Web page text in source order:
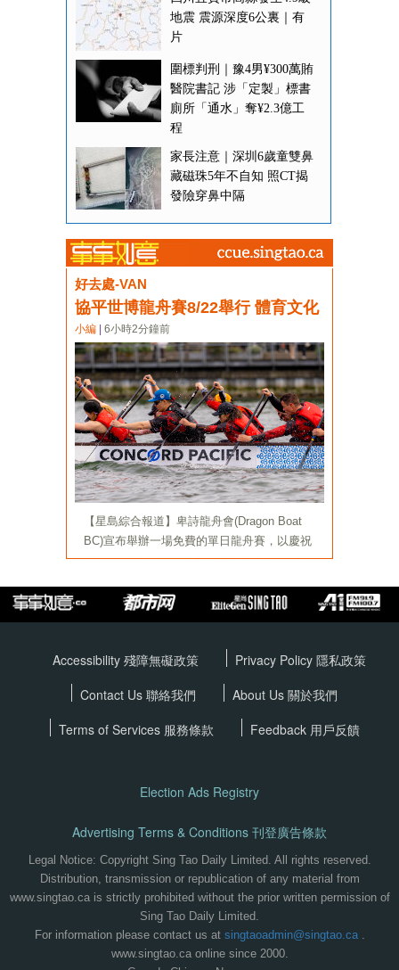
Accessibility 殘障無礙政策 Privacy Policy 隱私政策
Contact Us 聯絡我們
About Us 關於我們
Terms of Services 服務條款 Feedback 用戶反饋
Election Ads Registry
Advertising Terms & Conditions 刊登廣告條款
Legal Notice: Copyright Sing Tao Daily Limited. All rights reserved.
Distribution, transmission or republication of any material from
www.singtao.ca is strictly prohibited without the prior written permission of
Sing Tao Daily Limited.
For information please contact us at singtaoadmin@singtao.ca.
www.singtao.ca online since 2000.